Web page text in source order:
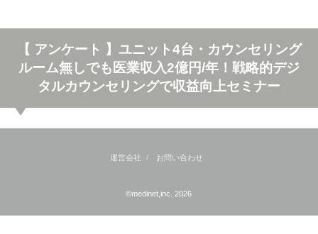
【 アンケート 】ユニット4台・カウンセリング
ルーム無しでも医業収入2億円/年！戦略的デジ
タルカウンセリングで収益向上セミナー
運営会社 お問い合わせ
©medinet,inc. 2026